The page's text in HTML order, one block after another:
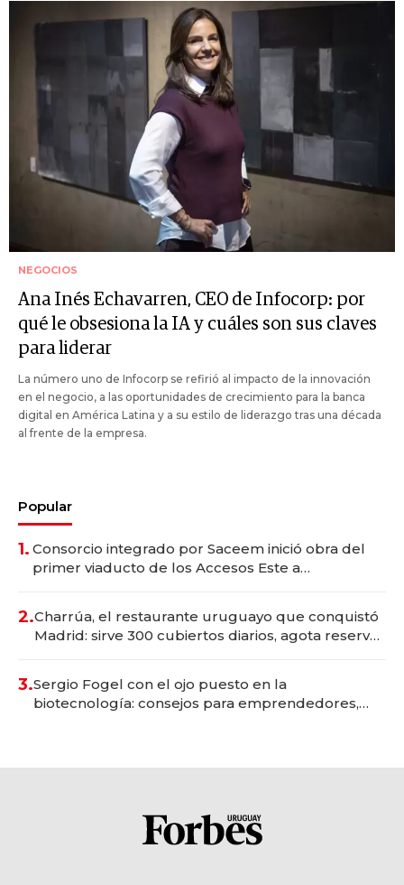
NEGOCIOS
Ana Inés Echavarren, CEO de Infocorp: por
qué le obsesiona la IA y cuáles son sus claves
para liderar
La número uno de Infocorp se refirió al impacto de la innovación
en el negocio, a las oportunidades de crecimiento para la banca
digital en América Latina y a su estilo de liderazgo tras una década
al frente de la empresa.
Popular
1. Consorcio integrado por Saceem inició obra del
primer viaducto de los Accesos Este a
2.Charrúa, el restaurante uruguayo que conquistó
Madrid: sirve 300 cubiertos diarios, agota reservas
3.Sergio Fogel con el ojo puesto en la
biotecnología: consejos para emprendedores,